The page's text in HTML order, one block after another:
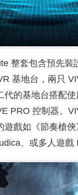
整套包含預先裝
基地台，兩只
代的基地台搭配
PRO 控制器。
戲如《節奏槍俠
、或多人遊戲